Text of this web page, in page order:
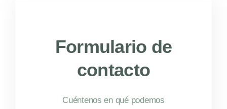
Formulario de
contacto
Cuéntenos en qué podemos